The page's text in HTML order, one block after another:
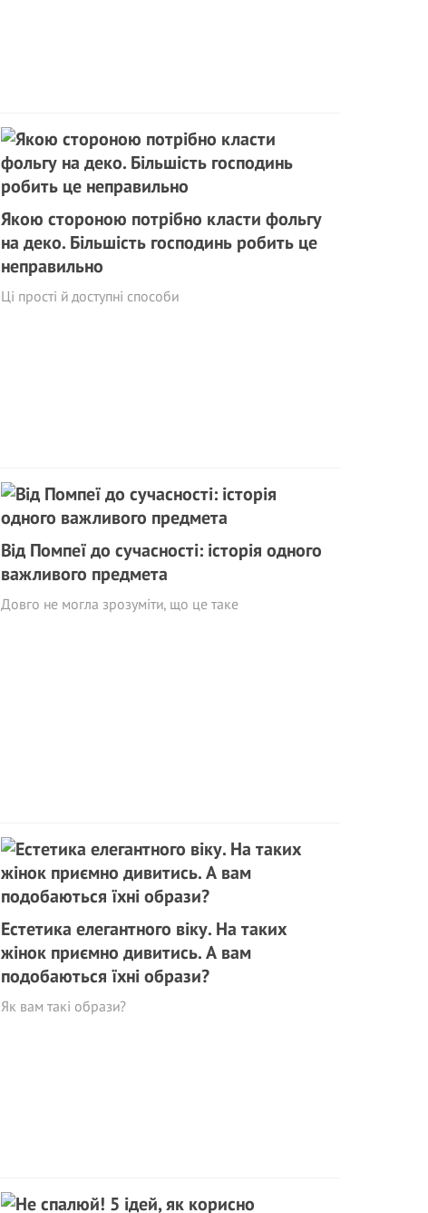
Якою стороною потрібно класти фольгу
на деко. Більшість господинь робить це
неправильно
Ці прості й доступні способи
Від Помпеї до сучасності: історія одного
важливого предмета
Довго не могла зрозуміти, що це таке
Естетика елегантного віку. На таких
жінок приємно дивитись. А вам
подобаються їхні образи?
Як вам такі образи?